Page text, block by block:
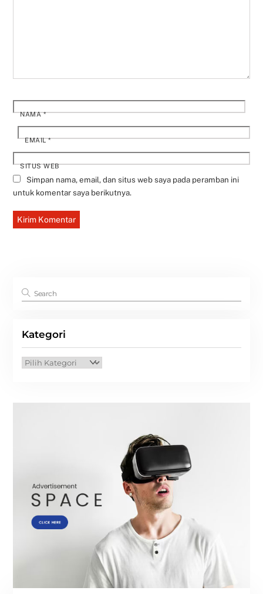
NAMA*
EMAIL*
SITUS WEB
Simpan nama, email, dan situs web saya pada peramban ini
untuk komentar saya berikutnya.
Kategori
Kategori